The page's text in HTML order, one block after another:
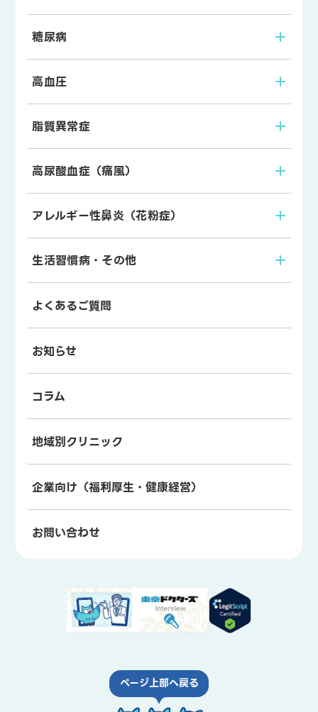
糖尿病
高血圧
脂質異常症
高尿酸血症（痛風）
アレルギー性鼻炎（花粉症）
生活習慣病・その他
よくあるご質問
お知らせ
コラム
地域別クリニック
企業向け（福利厚生・健康経営）
お問い合わせ
ページ上部へ戻る